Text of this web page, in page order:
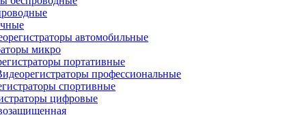
автомобильные
микро
портативные
профессиональные
спортивные
цифровые